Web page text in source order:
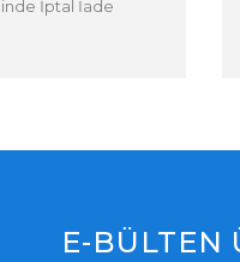
İptal İade
E-BÜLTEN